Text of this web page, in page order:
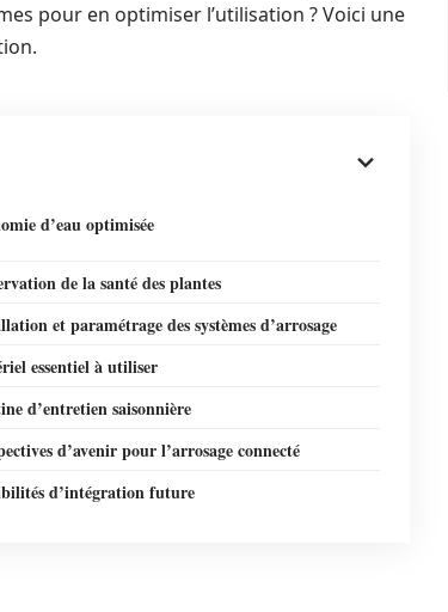
pour en optimiser l’utilisation ? Voici une
d’eau optimisée
de la santé des plantes
et paramétrage des systèmes d’arrosage
essentiel à utiliser
d’entretien saisonnière
d’avenir pour l’arrosage connecté
d’intégration future